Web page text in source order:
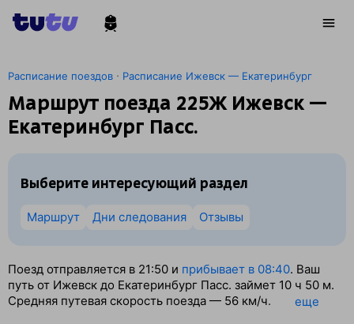
Расписание поездов · Расписание Ижевск — Екатеринбург
Маршрут поезда 225Ж Ижевск —
Екатеринбург Пасс.
Выберите интересующий раздел
Маршрут Дни следования Отзывы
Поезд отправляется в 21:50 и прибывает в 08:40. Ваш
путь от Ижевск до Екатеринбург Пасс. займет 10 ч 50 м.
Средняя путевая скорость поезда — 56 км/ч.
eще